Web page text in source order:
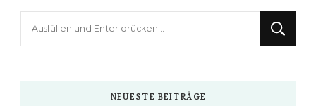
NEUESTE BEITRÄGE